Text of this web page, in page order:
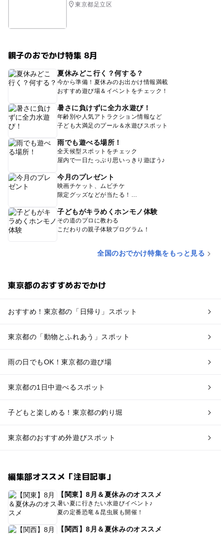
東京都足立区
親子のおでかけ特集 8月
夏休みどこ行く？何する？
今から準備！夏休みのお出かけ情報満載
おすすめ遊び場＆イベントをチェック！
暑さに負けずに全力水遊び！
年齢別や人気アトラクション情報など
子ども大満足のプール＆水遊びスポット
雨でも遊べる場所！
全天候型スポットをチェック
屋内で一日たっぷり思いっきり遊ぼう♪
今月のプレゼント
映画チケット、ムビチケ
限定グッズなどが当たる！
子どもがキラめくホンモノ体験
その道のプロに教わる
こだわりの親子体験プログラム！
全国のおでかけ特集をもっと見る
東京都のおすすめおでかけ
おすすめ！東京都の「日帰り」スポット
東京都の「動物とふれあう」スポット
雨の日でもOK！東京都の遊び場
東京都の1日中遊べるスポット
子どもと楽しめる！東京都の釣り堀
東京都のおすすめ外遊びスポット
編集部オススメ「注目記事」
【関東】8月＆夏休みのオススメ
暑い夏に行きたい水遊びイベント♪
夏の定番恐竜＆昆虫展も開催！
【関西】8月＆夏休みのオススメ